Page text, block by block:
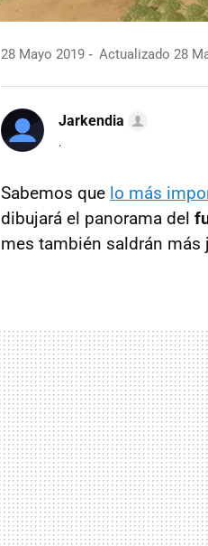
28 Mayo 2019 Actualizado 28
Jarkendia
.
Sabemos que lo más
dibujará el panorama del
mes también saldrán más